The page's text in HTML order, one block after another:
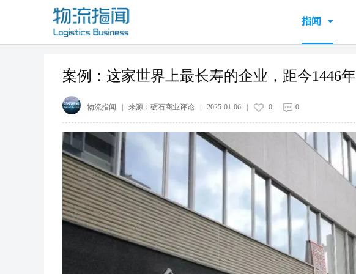
指闻
案例：这家世界上最长寿的企业，距今1446年
物流指闻 | 来源： 砺石商业评论 2025-01-06 0 0